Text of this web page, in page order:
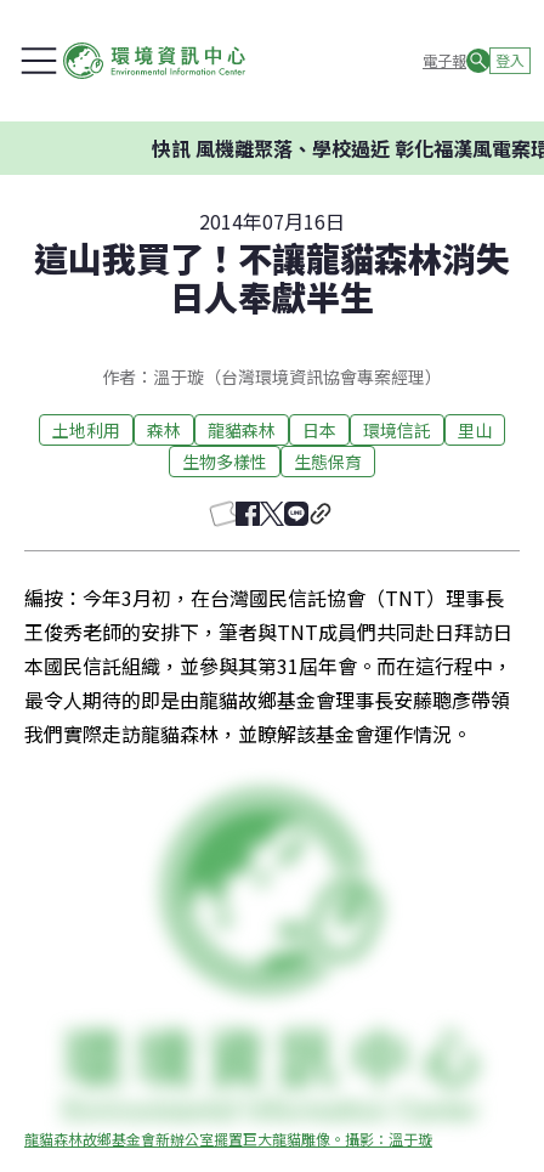
電子報 登入
風機離聚落、學校過近 彰化福漢風電案環委
2014年07月16日
這山我買了！不讓龍貓森林消失
日人奉獻半生
作者：溫于璇（台灣環境資訊協會專案經理）
土地利用 森林 龍貓森林 日本 環境信託
里山
生物多樣性
生態保育
編按：今年3月初，在台灣國民信託協會（TNT）理事長
王俊秀老師的安排下，筆者與TNT成員們共同赴日拜訪日
本國民信託組織，並參與其第31屆年會。而在這行程中，
最令人期待的即是由龍貓故鄉基金會理事長安藤聰彥帶領
我們實際走訪龍貓森林，並瞭解該基金會運作情況。
龍貓森林故鄉基金會新辦公室擺置巨大龍貓雕像。攝影：溫于璇